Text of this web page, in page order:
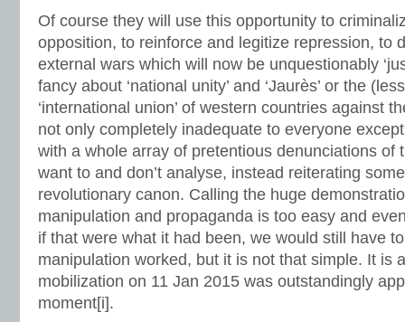
Of course they will use this opportunity to
opposition, to reinforce and legitize repression, to
external wars which will now be unquestionably
fancy about ‘national unity’ and ‘Jaurès’ or the
‘international union’ of western countries against
not only completely inadequate to everyone
with a whole array of pretentious denunciations of
want to and don’t analyse, instead reiterating
revolutionary canon. Calling the huge
manipulation and propaganda is too easy and
if that were what it had been, we would still have
manipulation worked, but it is not that simple. It is
mobilization on 11 Jan 2015 was outstandingly
moment[i].